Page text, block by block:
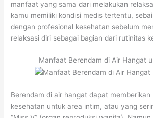
manfaat yang sama dari melakukan
kamu memiliki kondisi medis tertentu,
dengan profesional kesehatan sebelum
relaksasi diri sebagai bagian dari rutinitas
Manfaat Berendam di Air Hangat
Berendam di air hangat dapat
kesehatan untuk area intim, atau yang